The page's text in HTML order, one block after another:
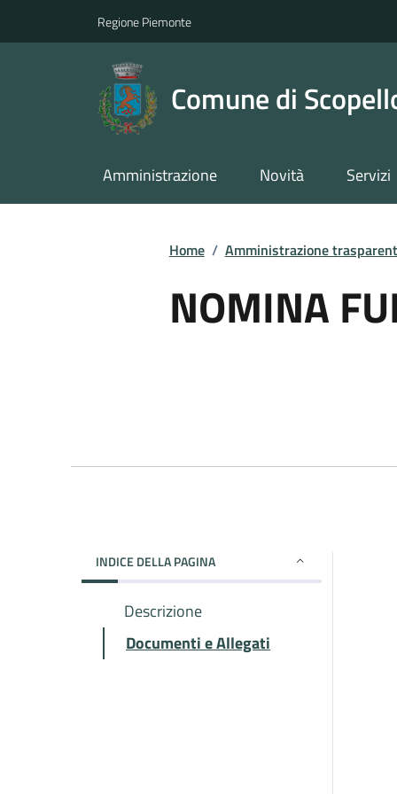
Regione Piemonte
Comune di
Amministrazione Novità Servizi
Home / Amministrazione
NOMINA
INDICE DELLA PAGINA
Descrizione
Documenti e Allegati